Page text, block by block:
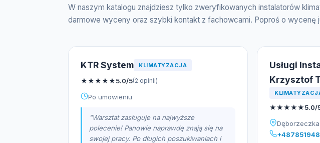
W naszym katalogu znajdziesz tylko zweryfikowanych instalatorów
darmowe wyceny oraz szybki kontakt z fachowcami. Poproś o wycenę
KTR System KLIMATYZACJA
★★★★★5.0/5(2 opinii)
Po umowieniu
"Warsztat zasługuje na najwyższe
polecenie! Panowie naprawdę znają się na
swojej pracy. Po długich poszukiwaniach i
Usługi
Krzysztof
★★★★★5.0/